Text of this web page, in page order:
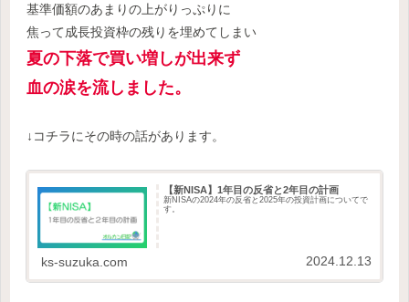
基準価額のあまりの上がりっぷりに
焦って成長投資枠の残りを埋めてしまい
夏の下落で買い増しが出来ず
血の涙を流しました。
↓コチラにその時の話があります。
【新NISA】1年目の反省と2年目の計画
新NISAの2024年の反省と2025年の投資計画についてで
す。
ks-suzuka.com 2024.12.13